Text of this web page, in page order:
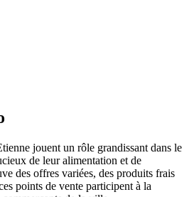
jouent un rôle grandissant dans le
de leur alimentation et de
des offres variées, des produits frais
points de vente participent à la